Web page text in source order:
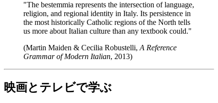
"The bestemmia represents the intersection of language,
religion, and regional identity in Italy. Its persistence in
the most historically Catholic regions of the North tells
us more about Italian culture than any textbook could."
(Martin Maiden & Cecilia Robustelli,A Reference
Grammar of Modern Italian, 2013)
映画とテレビで学ぶ